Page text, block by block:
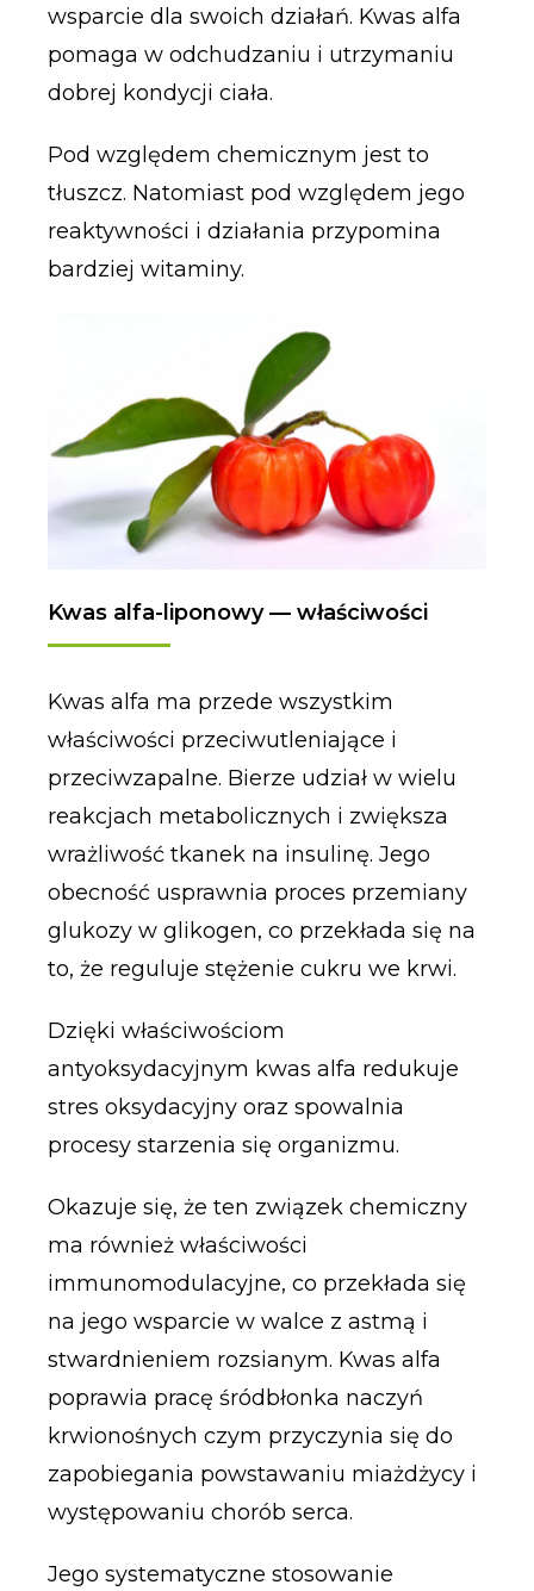
wsparcie dla swoich działań. Kwas alfa
pomaga w odchudzaniu i utrzymaniu
dobrej kondycji ciała.
Pod względem chemicznym jest to
tłuszcz. Natomiast pod względem jego
reaktywności i działania przypomina
bardziej witaminy.
Kwas alfa-liponowy — właściwości
Kwas alfa ma przede wszystkim
właściwości przeciwutleniające i
przeciwzapalne. Bierze udział w wielu
reakcjach metabolicznych i zwiększa
wrażliwość tkanek na insulinę. Jego
obecność usprawnia proces przemiany
glukozy w glikogen, co przekłada się na
to, że reguluje stężenie cukru we krwi.
Dzięki właściwościom
antyoksydacyjnym kwas alfa redukuje
stres oksydacyjny oraz spowalnia
procesy starzenia się organizmu.
Okazuje się, że ten związek chemiczny
ma również właściwości
immunomodulacyjne, co przekłada się
na jego wsparcie w walce z astmą i
stwardnieniem rozsianym. Kwas alfa
poprawia pracę śródbłonka naczyń
krwionośnych czym przyczynia się do
zapobiegania powstawaniu miażdżycy i
występowaniu chorób serca.
Jego systematyczne stosowanie